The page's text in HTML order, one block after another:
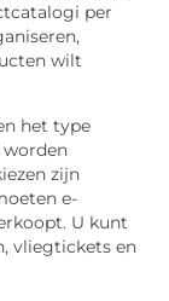
per
wilt
het type
worden
zijn
e-
U kunt
vliegtickets en